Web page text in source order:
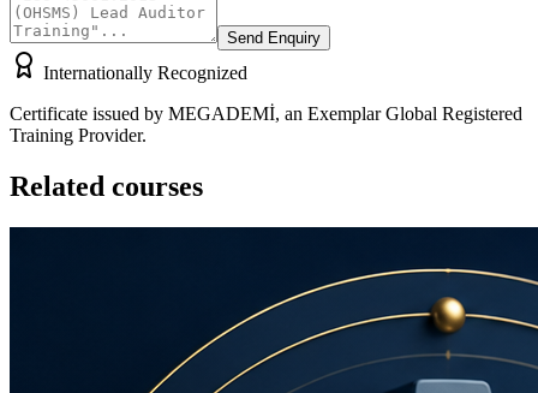
Send Enquiry
Internationally Recognized
Certificate issued by MEGADEMİ, an Exemplar Global Registered
Training Provider.
Related courses